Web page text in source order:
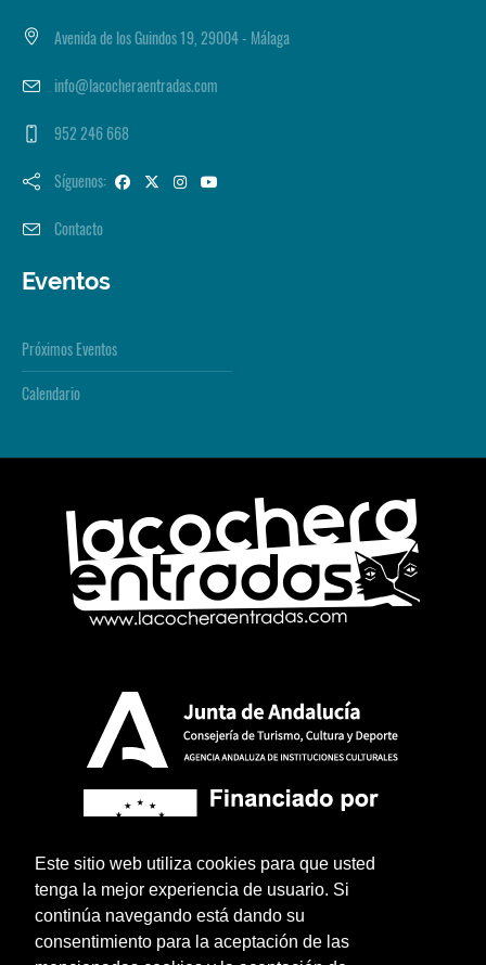
Este sitio web utiliza cookies para que usted
tenga la mejor experiencia de usuario. Si
continúa navegando está dando su
consentimiento para la aceptación de las
Avenida de los Guindos 19, 29004 - Málaga
info@lacocheraentradas.com
952 246 668
Síguenos:
Contacto
Eventos
Próximos Eventos
Calendario